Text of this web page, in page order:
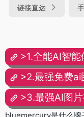
链接直达
>1.全能AI智
>2.最强免费ai
>3.最强AI图